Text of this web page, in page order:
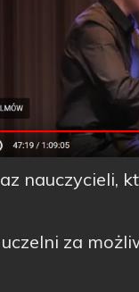
nauczycieli,
za